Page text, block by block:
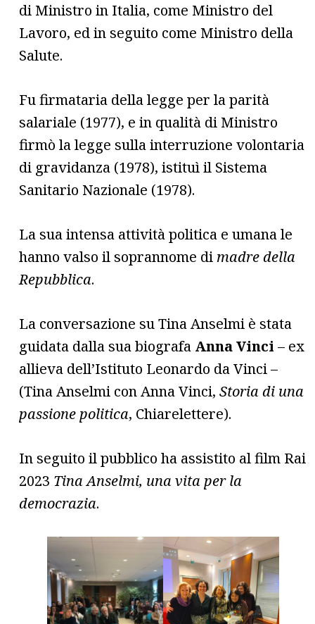
di Ministro in Italia, come Ministro del
Lavoro, ed in seguito come Ministro della
Salute.
Fu firmataria della legge per la parità
salariale (1977), e in qualità di Ministro
firmò la legge sulla interruzione volontaria
di gravidanza (1978), istituì il Sistema
Sanitario Nazionale (1978).
La sua intensa attività politica e umana le
hanno valso il soprannome di madre della
Repubblica.
La conversazione su Tina Anselmi è stata
guidata dalla sua biografa Anna Vinci – ex
allieva dell’Istituto Leonardo da Vinci –
(Tina Anselmi con Anna Vinci, Storia di una
passione politica, Chiarelettere).
In seguito il pubblico ha assistito al film Rai
2023 Tina Anselmi, una vita per la
democrazia.